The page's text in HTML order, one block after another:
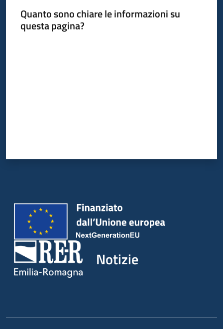
Quanto sono chiare le informazioni su
questa pagina?
Notizie